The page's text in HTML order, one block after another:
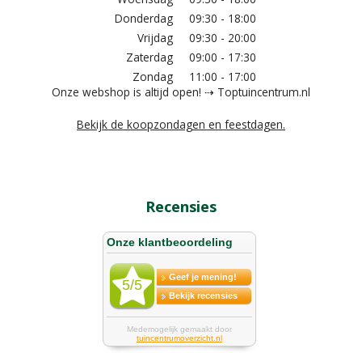
Donderdag
09:30 - 18:00
Vrijdag
09:30 - 20:00
Zaterdag
09:00 - 17:30
Zondag
11:00 - 17:00
Onze webshop is altijd open! ⇢ Toptuincentrum.nl
Bekijk de koopzondagen en feestdagen.
Recensies